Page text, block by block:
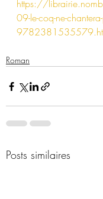
https://
09-le-coq-ne-
Roman
Posts similaires